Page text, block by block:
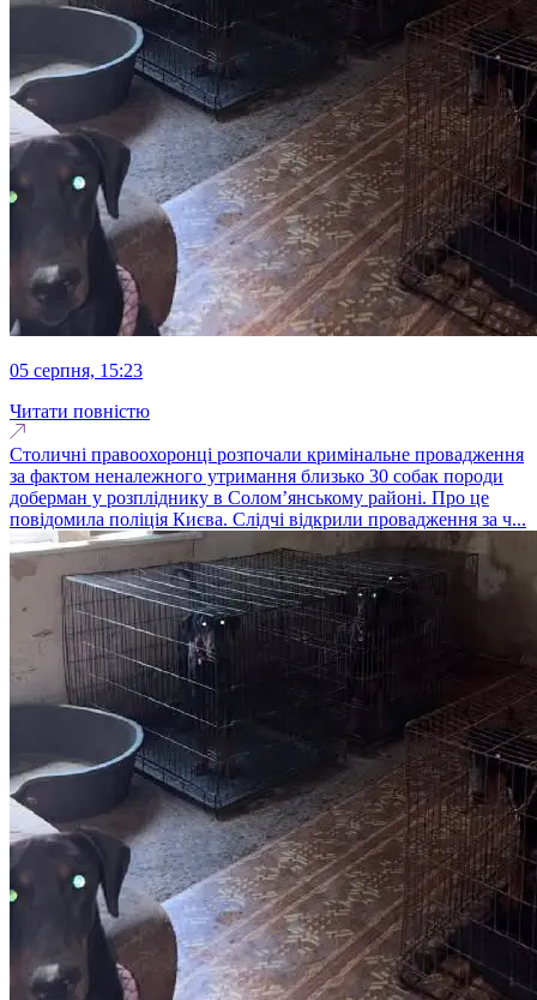
05 серпня, 15:23
Читати повністю
Столичні правоохоронці розпочали кримінальне провадження
за фактом неналежного утримання близько 30 собак породи
доберман у розпліднику в Солом’янському районі. Про це
повідомила поліція Києва. Слідчі відкрили провадження за ч...